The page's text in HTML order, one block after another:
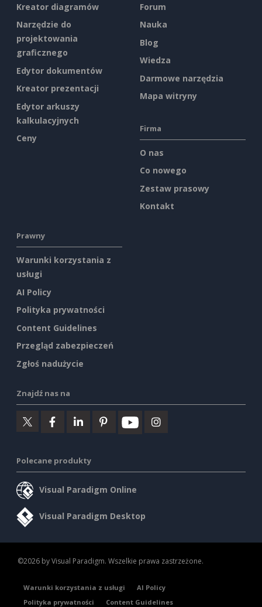
Kreator diagramów
Narzędzie do
projektowania
graficznego
Edytor dokumentów
Kreator prezentacji
Edytor arkuszy
kalkulacyjnych
Ceny
Forum
Nauka
Blog
Wiedza
Darmowe narzędzia
Mapa witryny
Firma
O nas
Co nowego
Zestaw prasowy
Kontakt
Prawny
Warunki korzystania z
usługi
AI Policy
Polityka prywatności
Content Guidelines
Przegląd zabezpieczeń
Zgłoś nadużycie
Znajdź nas na
Polecane produkty
Visual Paradigm Online
Visual Paradigm Desktop
©2026 by Visual Paradigm. Wszelkie prawa zastrzeżone.
Warunki korzystania z usługi
AI Policy
Polityka prywatności
Content Guidelines